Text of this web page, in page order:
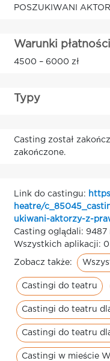
POSZUKIWANI
Warunki płatności
4500 – 6000 zł
Typy
Casting został
zakończone.
Link do castingu:
heatre/
ukiwani-aktorzy-z-
Casting oglądali: 9487
Wszystkich aplikacji:
Zobacz także:
Castingi do teatru
Castingi do teatru
Castingi do teatru
Castingi w mieście